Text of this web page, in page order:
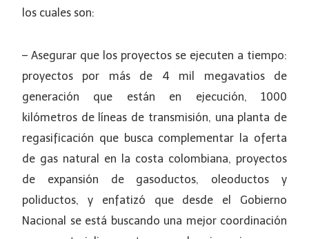
los cuales son:
– Asegurar que los proyectos se ejecuten a tiempo:
proyectos por más de 4 mil megavatios de
generación que están en ejecución, 1000
kilómetros de líneas de transmisión, una planta de
regasificación que busca complementar la oferta
de gas natural en la costa colombiana, proyectos
de expansión de gasoductos, oleoductos y
poliductos, y enfatizó que desde el Gobierno
Nacional se está buscando una mejor coordinación